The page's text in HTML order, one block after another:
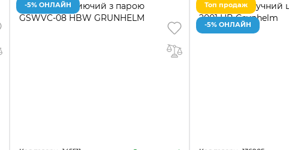
-5% ОНЛАЙН Топ продаж
-5% ОНЛАЙН